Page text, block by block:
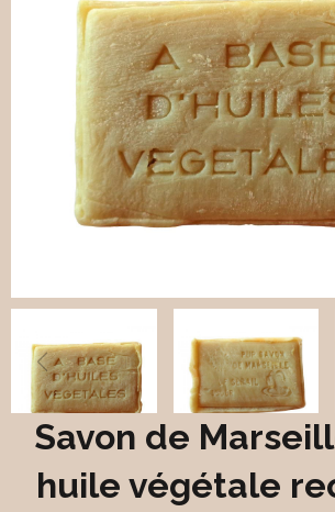
Savon de
huile végétale